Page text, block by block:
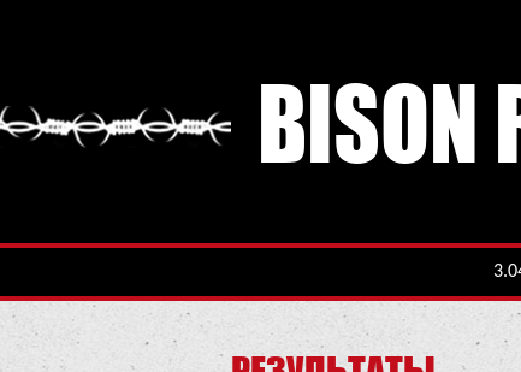
BISON